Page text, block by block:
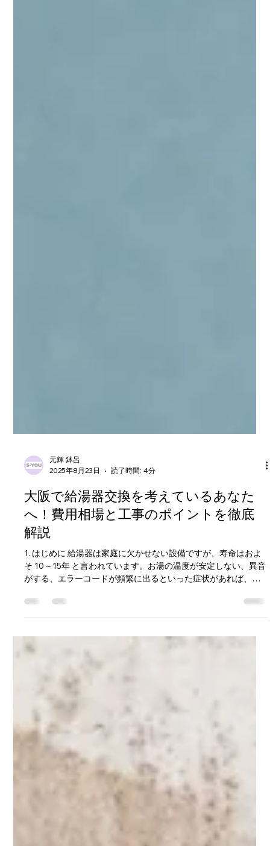
元輝 鉢呂
2025年8月23日
読了時間: 4分
大阪で給湯器交換を考えているあなた
へ！費用相場と工事のポイントを徹底
解説
そ 10～15年 と言われています。お湯の温度が安定しない、異音
がする、エラーコードが頻繁に出るといった症状があれば、交
換のサインかもしれません。しかし「交換したいけど、費用が
いくらかかるのか分からない…」という...